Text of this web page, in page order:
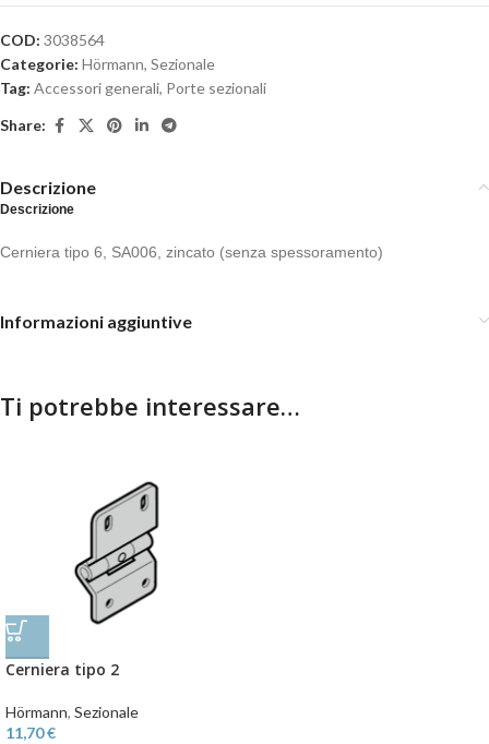
COD: 3038564
Categorie: Hörmann, Sezionale
Tag: Accessori generali, Porte sezionali
Share:
Descrizione
Descrizione
Cerniera tipo 6, SA006, zincato (senza spessoramento)
Informazioni aggiuntive
Ti potrebbe interessare…
Cerniera tipo 2
Hörmann, Sezionale
11,70€